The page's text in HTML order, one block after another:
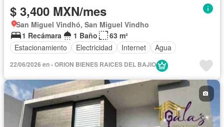
$ 3,400 MXN/mes
San Miguel Vindhó, San Miguel Vindho
1 Recámara
1 Baño
63 m²
Estacionamiento
Electricidad Internet Agua
22/06/2026 en - ORION BIENES RAICES DEL BAJIO